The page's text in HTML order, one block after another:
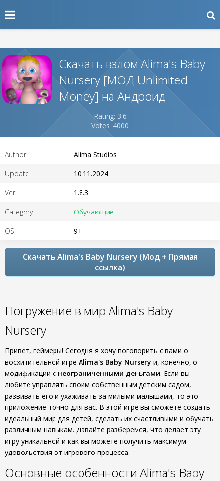
Скачать взлом Alima's Baby
Nursery [МОД Unlimited
Money] на Андроид
Rating: 3.6
Votes: 4000
Author Alima Studios
Update 10.11.2024
Ver. 1.8.3
Category Обучающие
OS 9+
Скачать Alima's Baby Nursery (Мод + Прямая
ссылка)
Погружение в мир Alima's Baby
Nursery
Привет, геймеры! Сегодня я хочу поговорить с вами о
восхитительной игре Alima's Baby Nursery и, конечно, о
модификации с неограниченными деньгами. Если вы
любите управлять своим собственным детским садом,
развивать его и ухаживать за милыми малышами, то это
приложение точно для вас. В этой игре вы сможете создать
идеальный мир для детей, сделать их счастливыми и обучать
различным навыкам. Давайте разберемся, что делает эту
игру уникальной и как вы можете получить максимум
удовольствия от игрового процесса.
Основные особенности Alima's Baby